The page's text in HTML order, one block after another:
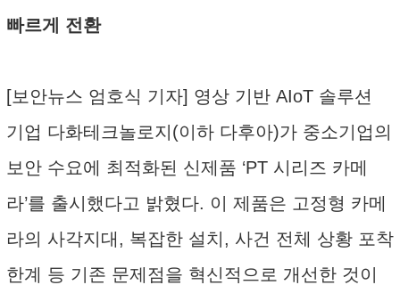
빠르게 전환
[보안뉴스 엄호식 기자] 영상 기반 AIoT 솔루션
기업 다화테크놀로지(이하 다후아)가 중소기업의
보안 수요에 최적화된 신제품 ‘PT 시리즈 카메
라’를 출시했다고 밝혔다. 이 제품은 고정형 카메
라의 사각지대, 복잡한 설치, 사건 전체 상황 포착
한계 등 기존 문제점을 혁신적으로 개선한 것이